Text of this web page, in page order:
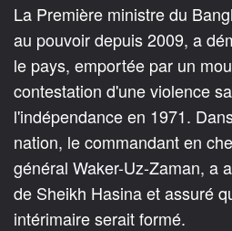
La Première ministre du
au pouvoir depuis 2009, a
le pays, emportée par un
contestation d'une violence
l'indépendance en 1971.
nation, le commandant en
général Waker-Uz-Zaman, a
de Sheikh Hasina et assuré
intérimaire serait formé.